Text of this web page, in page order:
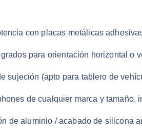
con placas metálicas
para orientación horizontal o
sujeción (apto para tablero de
de cualquier marca y tamaño,
de aluminio / acabado de silicona